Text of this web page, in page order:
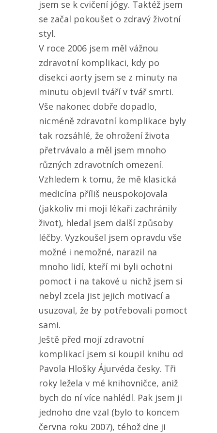
jsem se k cvičení jógy. Taktéž jsem
se začal pokoušet o zdravý životní
styl.
V roce 2006 jsem měl vážnou
zdravotní komplikaci, kdy po
disekci aorty jsem se z minuty na
minutu objevil tváří v tvář smrti.
Vše nakonec dobře dopadlo,
nicméně zdravotní komplikace byly
tak rozsáhlé, že ohrožení života
přetrvávalo a měl jsem mnoho
různých zdravotních omezení.
Vzhledem k tomu, že mě klasická
medicína příliš neuspokojovala
(jakkoliv mi moji lékaři zachránily
život), hledal jsem další způsoby
léčby. Vyzkoušel jsem opravdu vše
možné i nemožné, narazil na
mnoho lidí, kteří mi byli ochotni
pomoct i na takové u nichž jsem si
nebyl zcela jist jejich motivací a
usuzoval, že by potřebovali pomoct
sami.
Ještě před mojí zdravotní
komplikací jsem si koupil knihu od
Pavola Hlošky Ájurvéda česky. Tři
roky ležela v mé knihovničce, aniž
bych do ní více nahlédl. Pak jsem ji
jednoho dne vzal (bylo to koncem
června roku 2007), téhož dne ji